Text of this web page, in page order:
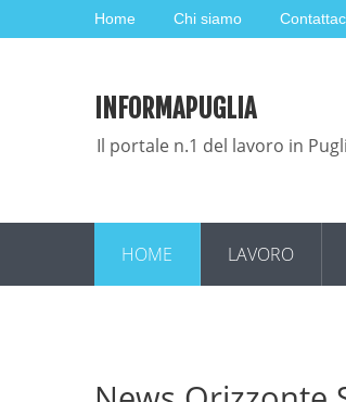
Home Chi siamo
INFORMAPUGLIA
Il portale n.1 del lavoro in
HOME LAVORO